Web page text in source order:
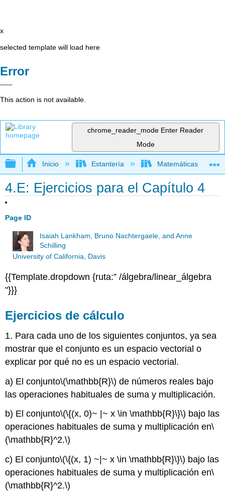
x
selected template will load here
Error
This action is not available.
chrome_reader_mode Enter Reader
Mode
Expandir/contraer jerarquía global
Inicio Estantería Matemáticas
4.E: Ejercicios para el Capítulo 4
Page ID
Isaiah Lankham, Bruno Nachtergaele, and Anne
Schilling
University of California, Davis
{{Template.dropdown {ruta:” /álgebra/linear_álgebra
"}}}
Ejercicios de cálculo
1. Para cada uno de los siguientes conjuntos, ya sea
mostrar que el conjunto es un espacio vectorial o
explicar por qué no es un espacio vectorial.
a) El conjunto\(\mathbb{R}\) de números reales bajo
las operaciones habituales de suma y multiplicación.
b) El conjunto\(\{(x, 0)~ |~ x \in \mathbb{R}\}\) bajo las
operaciones habituales de suma y multiplicación en\
(\mathbb{R}^2.\)
c) El conjunto\(\{(x, 1) ~|~ x \in \mathbb{R}\}\) bajo las
operaciones habituales de suma y multiplicación en\
(\mathbb{R}^2.\)